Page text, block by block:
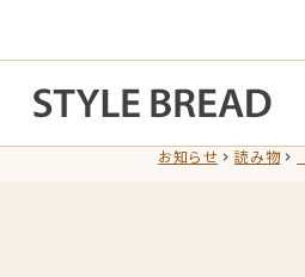
お知らせ 読み物